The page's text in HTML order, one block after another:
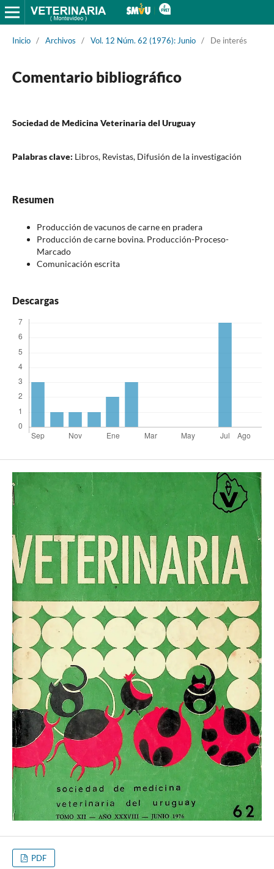
Inicio / Archivos / Vol. 12 Núm. 62 (1976): Junio / De interés
Comentario bibliográfico
Sociedad de Medicina Veterinaria del Uruguay
Palabras clave: Libros, Revistas, Difusión de la investigación
Resumen
Producción de vacunos de carne en pradera
Producción de carne bovina. Producción-Proceso-
Marcado
Comunicación escrita
Descargas
PDF